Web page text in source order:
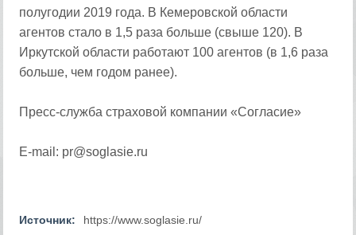
полугодии 2019 года. В Кемеровской области
агентов стало в 1,5 раза больше (свыше 120). В
Иркутской области работают 100 агентов (в 1,6 раза
больше, чем годом ранее).
Пресс-служба страховой компании «Согласие»
E-mail: pr@soglasie.ru
Источник: https://www.soglasie.ru/